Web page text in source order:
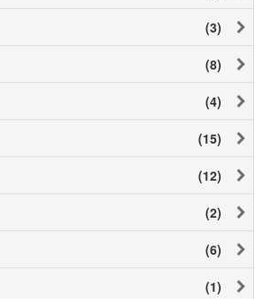
(3)
(8)
(4)
(15)
(12)
(2)
(6)
(1)